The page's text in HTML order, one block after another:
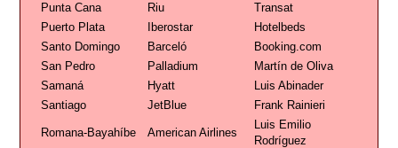
Punta Cana Riu
Transat
Puerto Plata
Iberostar
Hotelbeds
Santo Domingo
Barceló
Booking.com
San Pedro
Palladium
Martín de Oliva
Samaná
Hyatt
Luis Abinader
Santiago
JetBlue Frank Rainieri
Romana-Bayahíbe American Airlines
Luis Emilio
Rodríguez